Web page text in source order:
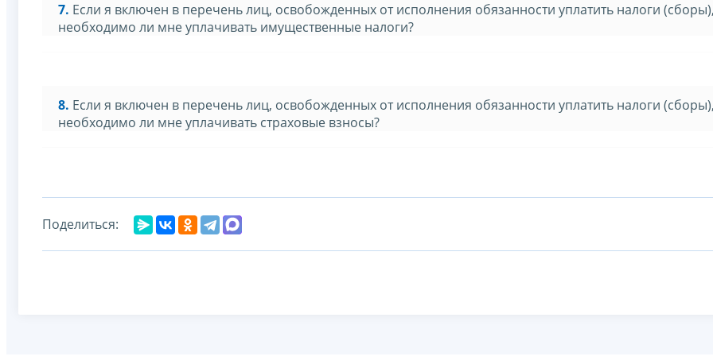
7. Если я включен в перечень лиц, освобожденных от исполнения обязанности уплатить налоги
необходимо ли мне уплачивать имущественные налоги?
8. Если я включен в перечень лиц, освобожденных от исполнения обязанности уплатить налоги
необходимо ли мне уплачивать страховые взносы?
Поделиться: